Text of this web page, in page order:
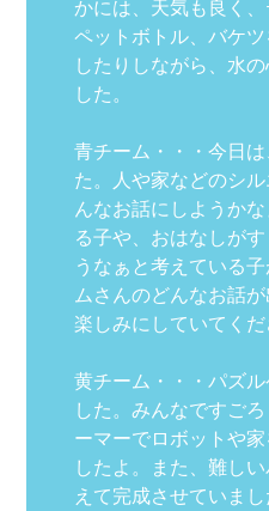
かには、天気も良く
ペットボトル、バケ
したりしながら、水
した。
青チーム・・・今日
た。人や家などのシ
んなお話にしようか
る子や、おはなしが
うなぁと考えている
ムさんのどんなお話が
楽しみにしていてくだ
黄チーム・・・パズ
した。みんなですご
ーマーでロボットや
したよ。また、難し
えて完成させていまし